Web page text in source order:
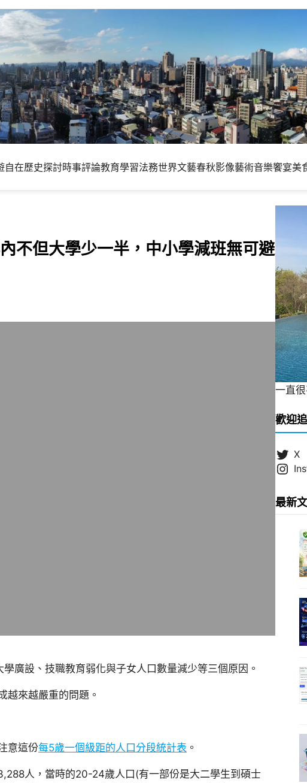
自在歷史探討時事評論教育學習法務世界文藝春秋影像藝術音樂饗宴美
不但大學少一半，中小學減班無可避
廣設、技職教育弱化與子女人口數量減少等三個原因。
越來越嚴重的問題。
意這份每5歲一個級距的人口分段統計表 。
人，當時的20-24歲人口(有一部份是大二學生到碩士
一直
歡迎
X
最新